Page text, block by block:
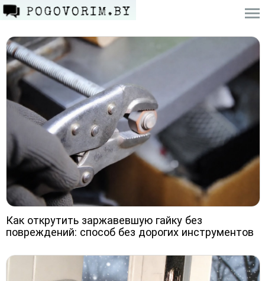
Как открутить заржавевшую гайку без
повреждений: способ без дорогих инструментов